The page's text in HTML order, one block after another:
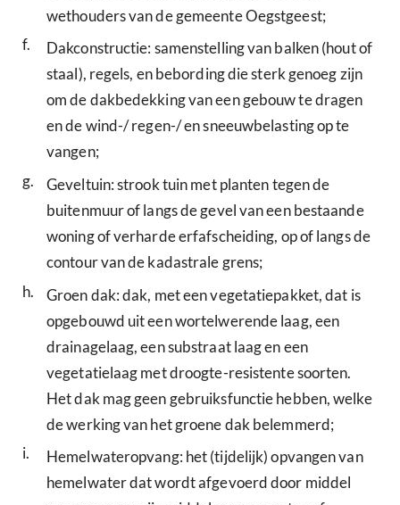
wethouders van de gemeente Oegstgeest;
f.
Dakconstructie: samenstelling van balken (hout of
staal), regels, en bebording die sterk genoeg zijn
om de dakbedekking van een gebouw te dragen
en de wind-/ regen-/ en sneeuwbelasting op te
vangen;
g.
Geveltuin: strook tuin met planten tegen de
buitenmuur of langs de gevel van een bestaande
woning of verharde erfafscheiding, op of langs de
contour van de kadastrale grens;
h.
Groen dak: dak, met een vegetatiepakket, dat is
opgebouwd uit een wortelwerende laag, een
drainagelaag, een substraat laag en een
vegetatielaag met droogte-resistente soorten.
Het dak mag geen gebruiksfunctie hebben, welke
de werking van het groene dak belemmerd;
i.
Hemelwateropvang: het (tijdelijk) opvangen van
hemelwater dat wordt afgevoerd door middel